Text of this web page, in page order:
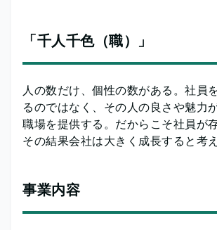
「千人千色（職）」
人の数だけ、個性の数がある。社員
るのではなく、その人の良さや魅力
職場を提供する。だからこそ社員が
その結果会社は大きく成長すると考
事業内容